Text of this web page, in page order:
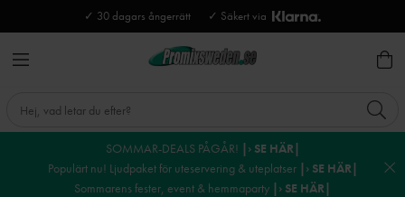
✓ 30 dagars ångerrätt ✓ Säkert via
SOMMAR-DEALS PÅGÅR! |› SE HÄR|
Populärt nu! Ljudpaket för uteservering & uteplatser |› SE HÄR|
Sommarens fester, event & hemmaparty |› SE HÄR|